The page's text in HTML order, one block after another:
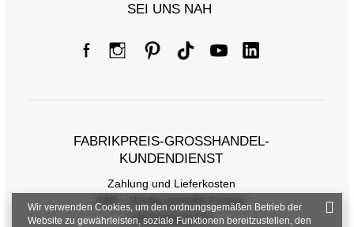
SEI UNS NAH
FABRIKPREIS-GROSSHANDEL-K
UNDENDIENST
Zahlung und Lieferkosten
FAQ - Häufig gestellte Fragen
Rückgabepolitik
Wir verwenden Cookies, um den ordnungsgemäßen Betrieb der
Website zu gewährleisten, soziale Funktionen bereitzustellen, den